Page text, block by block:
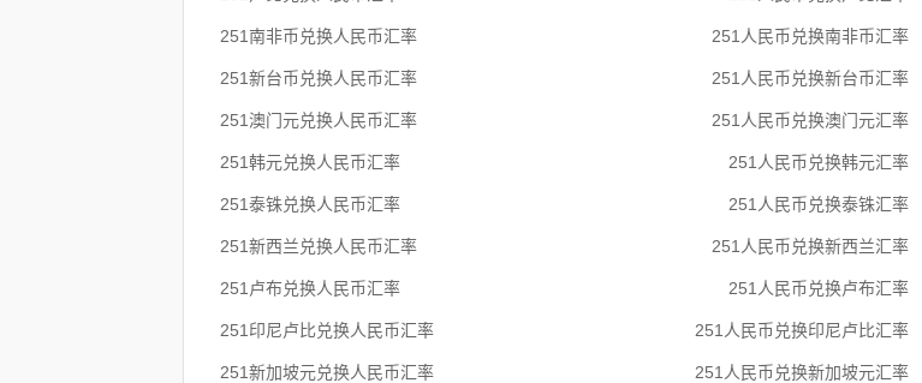
251南非币兑换人民币汇率 251人民币兑换南非币汇率
251新台币兑换人民币汇率 251人民币兑换新台币汇率
251澳门元兑换人民币汇率 251人民币兑换澳门元汇率
251韩元兑换人民币汇率 251人民币兑换韩元汇率
251泰铢兑换人民币汇率 251人民币兑换泰铢汇率
251新西兰兑换人民币汇率 251人民币兑换新西兰汇率
251卢布兑换人民币汇率 251人民币兑换卢布汇率
251印尼卢比兑换人民币汇率 251人民币兑换印尼卢比汇率
251新加坡元兑换人民币汇率 251人民币兑换新加坡元汇率